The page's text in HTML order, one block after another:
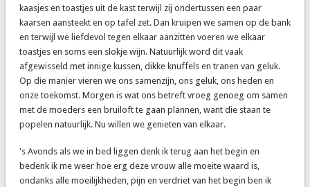
kaasjes en toastjes uit de kast terwijl zij ondertussen een paar
kaarsen aansteekt en op tafel zet. Dan kruipen we samen op de bank
en terwijl we liefdevol tegen elkaar aanzitten voeren we elkaar
toastjes en soms een slokje wijn. Natuurlijk word dit vaak
afgewisseld met innige kussen, dikke knuffels en tranen van geluk.
Op die manier vieren we ons samenzijn, ons geluk, ons heden en
onze toekomst. Morgen is wat ons betreft vroeg genoeg om samen
met de moeders een bruiloft te gaan plannen, want die staan te
popelen natuurlijk. Nu willen we genieten van elkaar.
's Avonds als we in bed liggen denk ik terug aan het begin en
bedenk ik me weer hoe erg deze vrouw alle moeite waard is,
ondanks alle moeilijkheden, pijn en verdriet van het begin ben ik